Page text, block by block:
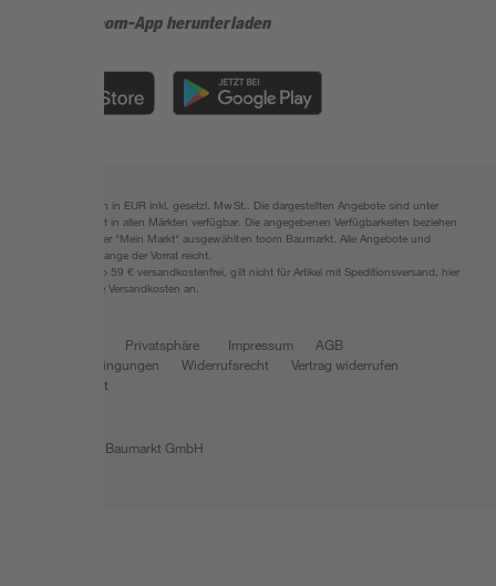
Jetzt die toom-App herunterladen
Alle Preisangaben in EUR inkl. gesetzl. MwSt.. Die dargestellten Angebote sind unter
Umständen nicht in allen Märkten verfügbar. Die angegebenen Verfügbarkeiten beziehen
sich auf den unter "Mein Markt" ausgewählten toom Baumarkt. Alle Angebote und
Produkte nur solange der Vorrat reicht.
*Paketversand ab 59 € versandkostenfrei, gilt nicht für Artikel mit Speditionsversand, hier
fallen zusätzliche Versandkosten an.
Privatsphäre Impressum
AGB
Nutzungsbedingungen
Widerrufsrecht
Vertrag widerrufen
Barrierefreiheit
© 2026 toom Baumarkt GmbH